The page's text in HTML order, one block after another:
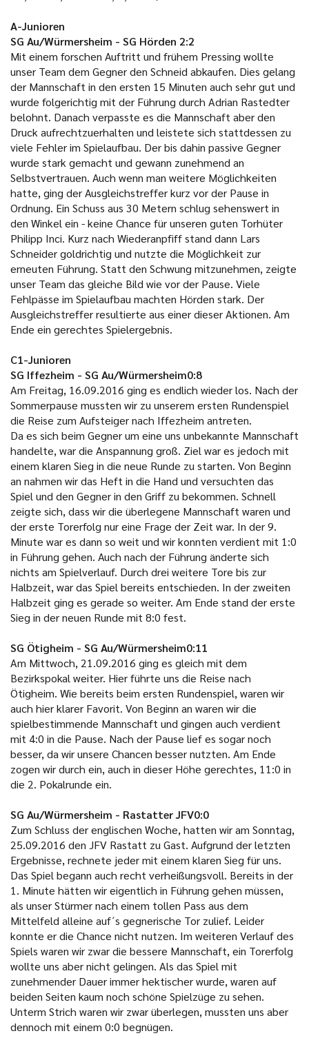
A-Junioren
SG Au/Würmersheim - SG Hörden 2:2
Mit einem forschen Auftritt und frühem Pressing wollte
unser Team dem Gegner den Schneid abkaufen. Dies gelang
der Mannschaft in den ersten 15 Minuten auch sehr gut und
wurde folgerichtig mit der Führung durch Adrian Rastedter
belohnt. Danach verpasste es die Mannschaft aber den
Druck aufrechtzuerhalten und leistete sich stattdessen zu
viele Fehler im Spielaufbau. Der bis dahin passive Gegner
wurde stark gemacht und gewann zunehmend an
Selbstvertrauen. Auch wenn man weitere Möglichkeiten
hatte, ging der Ausgleichstreffer kurz vor der Pause in
Ordnung. Ein Schuss aus 30 Metern schlug sehenswert in
den Winkel ein - keine Chance für unseren guten Torhüter
Philipp Inci. Kurz nach Wiederanpfiff stand dann Lars
Schneider goldrichtig und nutzte die Möglichkeit zur
erneuten Führung. Statt den Schwung mitzunehmen, zeigte
unser Team das gleiche Bild wie vor der Pause. Viele
Fehlpässe im Spielaufbau machten Hörden stark. Der
Ausgleichstreffer resultierte aus einer dieser Aktionen. Am
Ende ein gerechtes Spielergebnis.
C1-Junioren
SG Iffezheim - SG Au/Würmersheim0:8
Am Freitag, 16.09.2016 ging es endlich wieder los. Nach der
Sommerpause mussten wir zu unserem ersten Rundenspiel
die Reise zum Aufsteiger nach Iffezheim antreten.
Da es sich beim Gegner um eine uns unbekannte Mannschaft
handelte, war die Anspannung groß. Ziel war es jedoch mit
einem klaren Sieg in die neue Runde zu starten. Von Beginn
an nahmen wir das Heft in die Hand und versuchten das
Spiel und den Gegner in den Griff zu bekommen. Schnell
zeigte sich, dass wir die überlegene Mannschaft waren und
der erste Torerfolg nur eine Frage der Zeit war. In der 9.
Minute war es dann so weit und wir konnten verdient mit 1:0
in Führung gehen. Auch nach der Führung änderte sich
nichts am Spielverlauf. Durch drei weitere Tore bis zur
Halbzeit, war das Spiel bereits entschieden. In der zweiten
Halbzeit ging es gerade so weiter. Am Ende stand der erste
Sieg in der neuen Runde mit 8:0 fest.
SG Ötigheim - SG Au/Würmersheim0:11
Am Mittwoch, 21.09.2016 ging es gleich mit dem
Bezirkspokal weiter. Hier führte uns die Reise nach
Ötigheim. Wie bereits beim ersten Rundenspiel, waren wir
auch hier klarer Favorit. Von Beginn an waren wir die
spielbestimmende Mannschaft und gingen auch verdient
mit 4:0 in die Pause. Nach der Pause lief es sogar noch
besser, da wir unsere Chancen besser nutzten. Am Ende
zogen wir durch ein, auch in dieser Höhe gerechtes, 11:0 in
die 2. Pokalrunde ein.
SG Au/Würmersheim - Rastatter JFV0:0
Zum Schluss der englischen Woche, hatten wir am Sonntag,
25.09.2016 den JFV Rastatt zu Gast. Aufgrund der letzten
Ergebnisse, rechnete jeder mit einem klaren Sieg für uns.
Das Spiel begann auch recht verheißungsvoll. Bereits in der
1. Minute hätten wir eigentlich in Führung gehen müssen,
als unser Stürmer nach einem tollen Pass aus dem
Mittelfeld alleine auf´s gegnerische Tor zulief. Leider
konnte er die Chance nicht nutzen. Im weiteren Verlauf des
Spiels waren wir zwar die bessere Mannschaft, ein Torerfolg
wollte uns aber nicht gelingen. Als das Spiel mit
zunehmender Dauer immer hektischer wurde, waren auf
beiden Seiten kaum noch schöne Spielzüge zu sehen.
Unterm Strich waren wir zwar überlegen, mussten uns aber
dennoch mit einem 0:0 begnügen.